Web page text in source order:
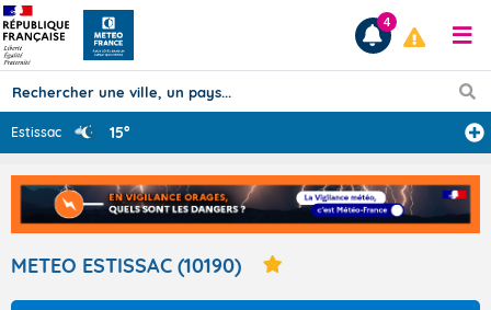
Prévisions
TOUS LES RÉSULTATS
Articles
4
Estissac 15°
METEO ESTISSAC (10190)